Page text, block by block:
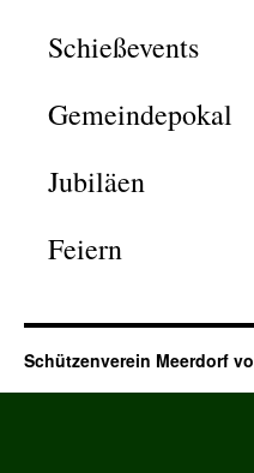
Schießevents
Gemeindepokal
Jubiläen
Feiern
Schützenverein Meerdorf